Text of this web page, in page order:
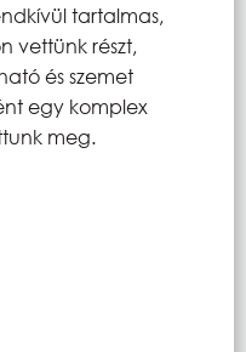
tartalmas,
vettünk részt,
és szemet
egy komplex
meg.